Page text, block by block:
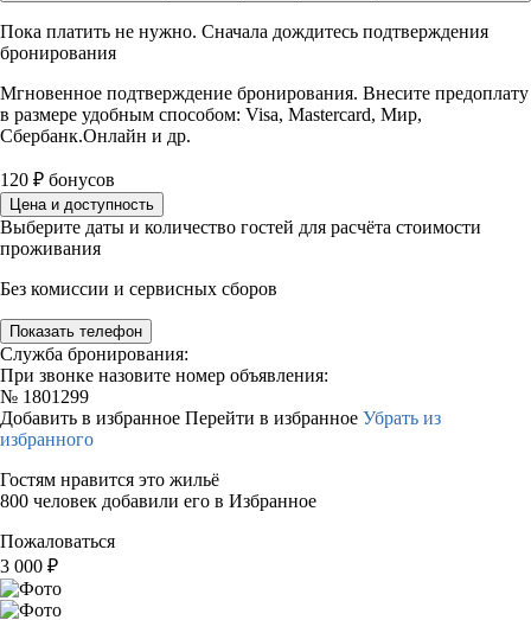
Пока платить не нужно. Сначала дождитесь подтверждения
бронирования
Мгновенное подтверждение бронирования. Внесите предоплату
в размере удобным способом: Visa, Mastercard, Мир,
Сбербанк.Онлайн и др.
120 ₽ бонусов
Цена и доступность
Выберите даты и количество гостей для расчёта стоимости
проживания
Без комиссии и сервисных сборов
Показать телефон
Служба бронирования:
При звонке назовите номер объявления:
№ 1801299
Добавить в избранное Перейти в избранное Убрать из
избранного
Гостям нравится это жильё
800 человек добавили его в Избранное
Пожаловаться
3 000 ₽